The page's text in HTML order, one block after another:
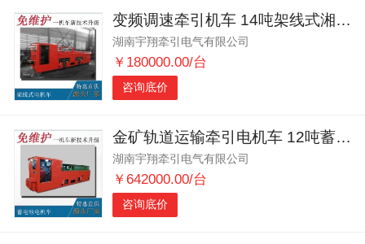
变频调速牵引机车 14吨架线式湘潭电机车 轨道运输车
湖南宇翔牵引电气有限公司
￥180000.00/台
咨询底价
金矿轨道运输牵引电机车 12吨蓄电池电机车 井下锂电池电机车
湖南宇翔牵引电气有限公司
￥642000.00/台
咨询底价